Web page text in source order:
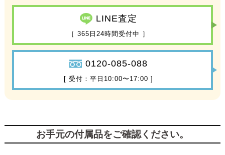
LINE査定
［ 365日24時間受付中 ］
0120-085-088
[ 受付：平日10:00〜17:00 ]
お手元の付属品をご確認ください。